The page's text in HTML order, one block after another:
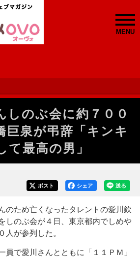
MENU
しのぶ会に約７００
泉が弔辞「キンキ
て最高の男」
送る
シェア
ポスト
のため亡くなったタレントの愛川欽
しのぶ会が４日、東京都内でしめや
人が参列した。
で愛川さんとともに「１１ＰＭ」